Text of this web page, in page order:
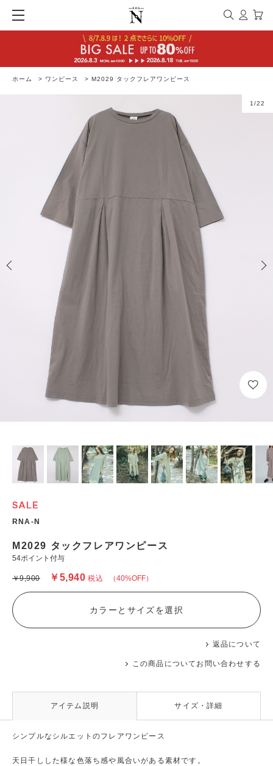
ホーム > ワンピース > M2029 タックフレアワンピース
1 /22
RNA-N
M2029 タックフレアワンピース
54ポイント付与
（40%OFF）
￥5,940 税込
￥9,900
返品について
この商品についてお問い合わせする
カラーとサイズを選択
アイテム説明 サイズ・詳細
シンプルなシルエットのフレアワンピース
天日干しした様な色落ち感や風合いがある素材です。